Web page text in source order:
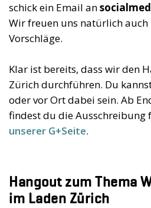
schick ein Email an
Wir freuen uns natürlich
Vorschläge.
Klar ist bereits, dass wir den
Zürich durchführen. Du
oder vor Ort dabei sein. Ab
findest du die Ausschreibung
unserer G+Seite.
Hangout zum Thema
im Laden Zürich